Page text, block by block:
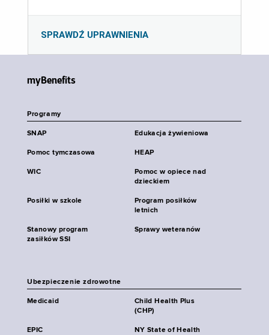
SPRAWDŹ UPRAWNIENIA
myBenefits
Programy
SNAP Edukacja żywieniowa
Pomoc tymczasowa HEAP
WIC
Pomoc w opiece nad
dzieckiem
Posiłki w szkole
Program posiłków
letnich
Stanowy program
zasiłków SSI
Sprawy weteranów
Ubezpieczenie zdrowotne
Medicaid
Child Health Plus
(CHP)
EPIC NY State of Health